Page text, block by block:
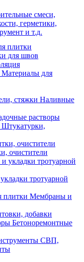
смеси,
герметики,
и т.д.
плитки
для швов
Материалы для
Наливные
растворы
Штукатурки,
очистители
тротуарной
Мембраны и
добавки
Бетоноремонтные
СВП,